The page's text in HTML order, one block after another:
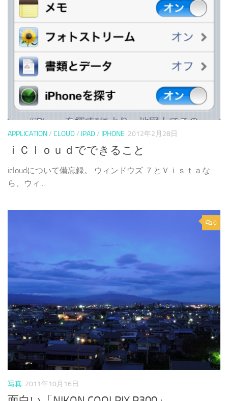
APPLICATION/ CLOUD/ IPAD/ IPHONE 2012年2月28日
ｉＣｌｏｕｄでできること
icloudについて備忘録。 ウィンドウズ ７とＶｉｓｔａな
ら、ウィ...
0
写真 2011年10月16日